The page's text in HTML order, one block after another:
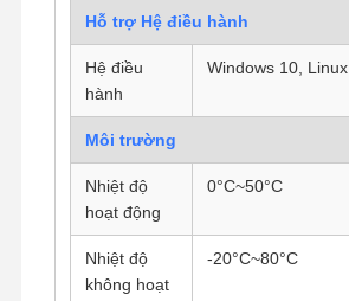
Hỗ trợ Hệ điều hành
Hệ điều
hành
Windows 10, Linux
Môi trường
Nhiệt độ
hoạt động
0°C~50°C
Nhiệt độ
không hoạt
-20°C~80°C